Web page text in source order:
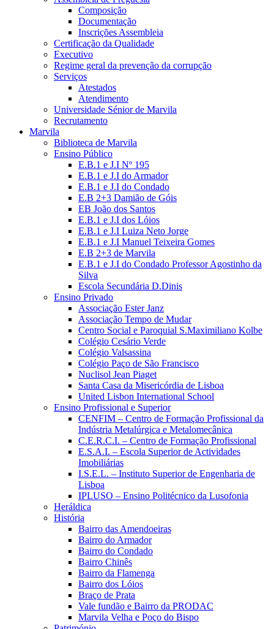
Composição
Documentação
Inscrições Assembleia
Certificação da Qualidade
Executivo
Regime geral da prevenção da corrupção
Serviços
Atestados
Atendimento
Universidade Sénior de Marvila
Recrutamento
Marvila
Biblioteca de Marvila
Ensino Público
E.B.1 e J.I Nº 195
E.B.1 e J.I do Armador
E.B.1 e J.I do Condado
E.B 2+3 Damião de Góis
EB João dos Santos
E.B.1 e J.I dos Lóios
E.B.1 e J.I Luiza Neto Jorge
E.B.1 e J.I Manuel Teixeira Gomes
E.B 2+3 de Marvila
E.B.1 e J.I do Condado Professor Agostinho da
Silva
Escola Secundária D.Dinis
Ensino Privado
Associação Ester Janz
Associação Tempo de Mudar
Centro Social e Paroquial S.Maximiliano Kolbe
Colégio Cesário Verde
Colégio Valsassina
Colégio Paço de São Francisco
Nuclisol Jean Piaget
Santa Casa da Misericórdia de Lisboa
United Lisbon International School
Ensino Profissional e Superior
CENFIM – Centro de Formação Profissional da
Indústria Metalúrgica e Metalomecânica
C.E.R.C.I. – Centro de Formação Profissional
E.S.A.I. – Escola Superior de Actividades
Imobiliárias
I.S.E.L. – Instituto Superior de Engenharia de
Lisboa
IPLUSO – Ensino Politécnico da Lusofonia
Heráldica
História
Bairro das Amendoeiras
Bairro do Armador
Bairro do Condado
Bairro Chinês
Bairro da Flamenga
Bairro dos Lóios
Braço de Prata
Vale fundão e Bairro da PRODAC
Marvila Velha e Poço do Bispo